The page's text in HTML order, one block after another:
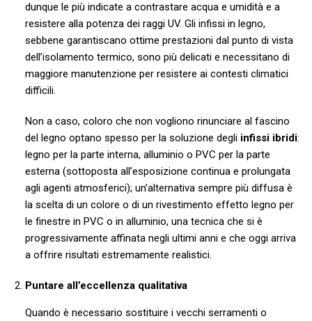
dunque le più indicate a contrastare acqua e umidità e a
resistere alla potenza dei raggi UV. Gli infissi in legno,
sebbene garantiscano ottime prestazioni dal punto di vista
dell’isolamento termico, sono più delicati e necessitano di
maggiore manutenzione per resistere ai contesti climatici
difficili.
Non a caso, coloro che non vogliono rinunciare al fascino
del legno optano spesso per la soluzione degli infissi ibridi:
legno per la parte interna, alluminio o PVC per la parte
esterna (sottoposta all’esposizione continua e prolungata
agli agenti atmosferici); un’alternativa sempre più diffusa è
la scelta di un colore o di un rivestimento effetto legno per
le finestre in PVC o in alluminio, una tecnica che si è
progressivamente affinata negli ultimi anni e che oggi arriva
a offrire risultati estremamente realistici.
Puntare all’eccellenza qualitativa
Quando è necessario sostituire i vecchi serramenti o